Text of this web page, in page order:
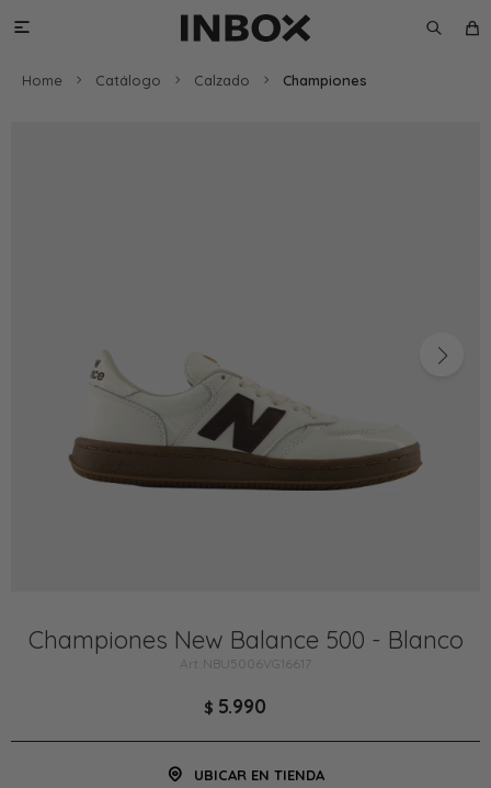

Home Catálogo Calzado Championes
Championes New Balance 500 - Blanco
NBU5006VG16617
$ 5.990
UBICAR EN TIENDA